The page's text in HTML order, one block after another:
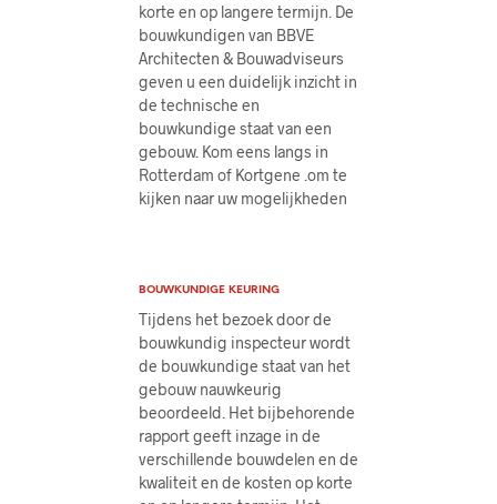
korte en op langere termijn. De
bouwkundigen van BBVE
Architecten & Bouwadviseurs
geven u een duidelijk inzicht in
de technische en
bouwkundige staat van een
gebouw. Kom eens langs in
Rotterdam of Kortgene .om te
kijken naar uw mogelijkheden
BOUWKUNDIGE KEURING
Tijdens het bezoek door de
bouwkundig inspecteur wordt
de bouwkundige staat van het
gebouw nauwkeurig
beoordeeld. Het bijbehorende
rapport geeft inzage in de
verschillende bouwdelen en de
kwaliteit en de kosten op korte